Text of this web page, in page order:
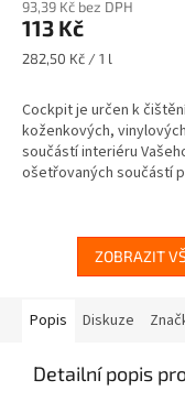
93,39 Kč bez DPH
113 Kč
Měrná
282,50 Kč / 1 l
Cockpit je určen k
koženkových,
součástí interiéru
ošetřovaných součástí
ZOBRAZIT
Popis Diskuze
Detailní popis